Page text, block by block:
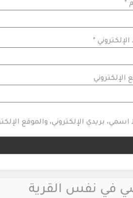
*
الإلكتروني *
الإلكتروني
بريدي الإلكتروني، والموقع
في نفس القرية